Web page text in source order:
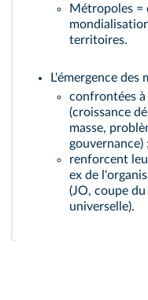
Métropoles =
territoires.
L'émergence des
confrontées
(croissance
masse,
gouvernance) ;
renforcent
ex de
(JO, coupe
universelle).